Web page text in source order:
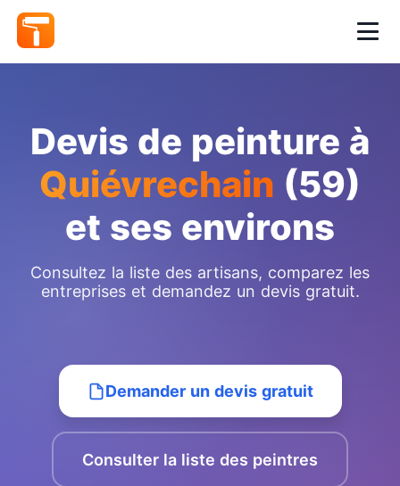
Devis de peinture à
Quiévrechain (59)
et ses environs
Consultez la liste des artisans, comparez les
entreprises et demandez un devis gratuit.
Demander un devis gratuit
Consulter la liste des peintres